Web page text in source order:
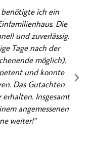
benötigte ich ein
Die
und zuverlässig.
Tage nach der
möglich).
und konnte
Das Gutachten
Insgesamt
angemessenen
weiter!"